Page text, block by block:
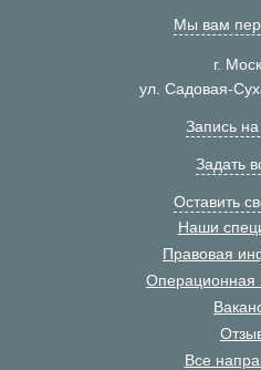
Мы вам
г.
ул. Садовая-
Запись
Задать
Оставить
Наши
Правовая
Операционная
Все